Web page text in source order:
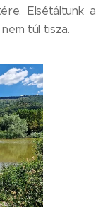
Elsétáltunk a
túl tisza.